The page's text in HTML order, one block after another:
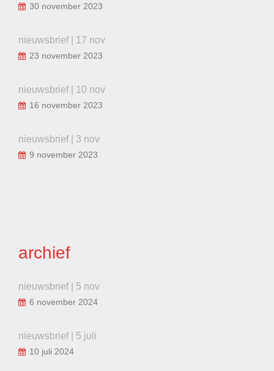
30 november 2023
nieuwsbrief | 17 nov
23 november 2023
nieuwsbrief | 10 nov
16 november 2023
nieuwsbrief | 3 nov
9 november 2023
archief
nieuwsbrief | 5 nov
6 november 2024
nieuwsbrief | 5 juli
10 juli 2024